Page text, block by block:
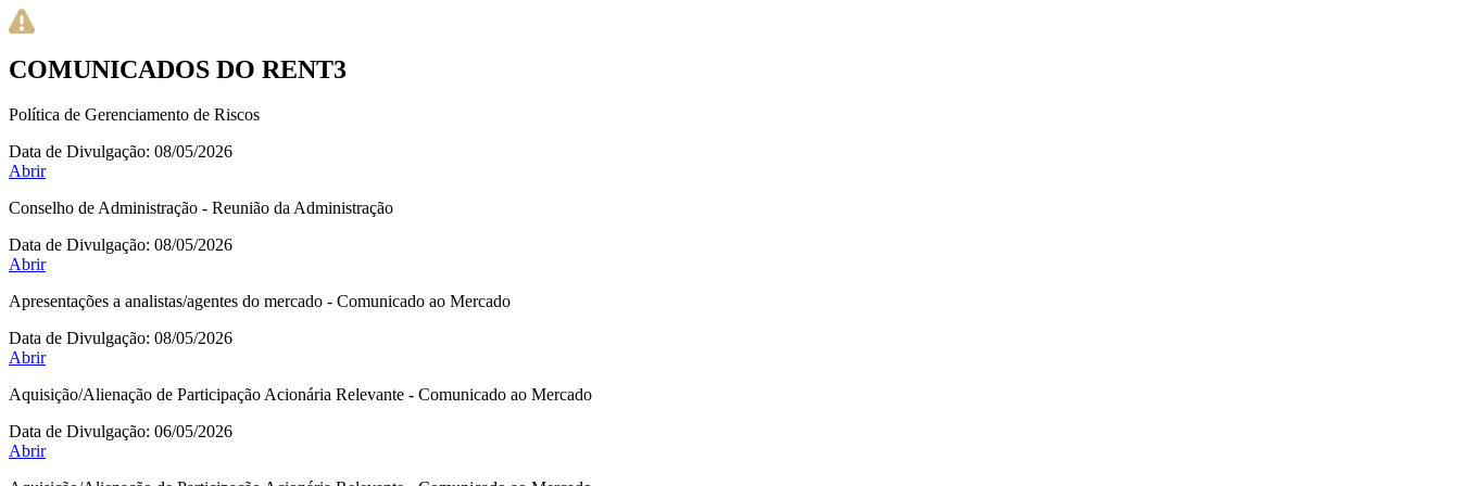
COMUNICADOS DO RENT3
Política de Gerenciamento de Riscos
Data de Divulgação: 08/05/2026
Abrir
Conselho de Administração - Reunião da Administração
Data de Divulgação: 08/05/2026
Abrir
Apresentações a analistas/agentes do mercado - Comunicado ao Mercado
Data de Divulgação: 08/05/2026
Abrir
Aquisição/Alienação de Participação Acionária Relevante - Comunicado ao Mercado
Data de Divulgação: 06/05/2026
Abrir